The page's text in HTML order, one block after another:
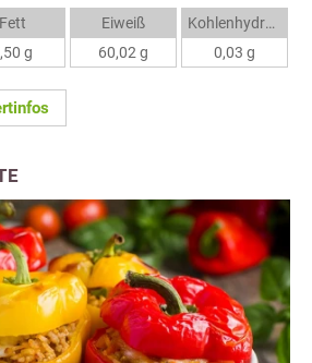
Fett
g
Eiweiß
60,02 g
Kohlenhydrate
0,03 g